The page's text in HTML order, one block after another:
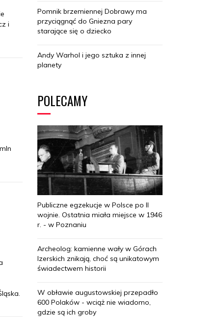
i
Pomnik brzemiennej Dobrawy ma
przyciągnąć do Gniezna pary
starające się o dziecko
Andy Warhol i jego sztuka z innej
planety
POLECAMY
Publiczne egzekucje w Polsce po II
wojnie. Ostatnia miała miejsce w 1946
r. - w Poznaniu
Archeolog: kamienne wały w Górach
Izerskich znikają, choć są unikatowym
świadectwem historii
W obławie augustowskiej przepadło
600 Polaków - wciąż nie wiadomo,
gdzie są ich groby